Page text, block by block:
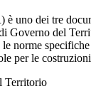
è uno dei tre
Governo del
norme
per le
Territorio